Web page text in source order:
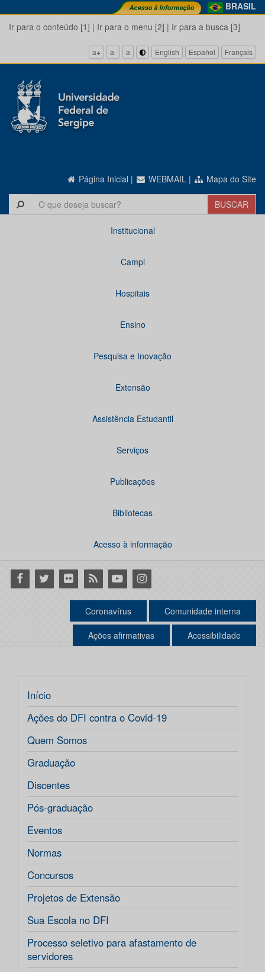
BRASIL
Ir para o conteúdo [1] | Ir para o menu [2] | Ir para a busca [3]
a+ a- a English Español Français
Página Inicial | WEBMAIL | Mapa do Site
Institucional
Campi
Hospitais
Ensino
Pesquisa e Inovação
Extensão
Assistência Estudantil
Serviços
Publicações
Bibliotecas
Acesso à informação
Facebook
Twitter Flickr RSS YoutubeInstagram
Coronavírus Comunidade interna
Ações afirmativas Acessibilidade
Início
Ações do DFI contra o Covid-19
Quem Somos
Graduação
Discentes
Pós-graduação
Eventos
Normas
Concursos
Projetos de Extensão
Sua Escola no DFI
Processo seletivo para afastamento de
servidores